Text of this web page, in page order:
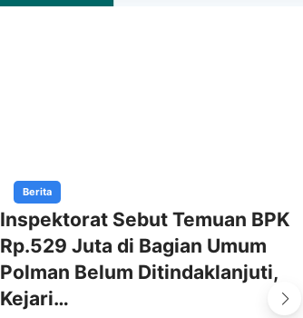
Berita
Inspektorat Sebut Temuan BPK
Rp.529 Juta di Bagian Umum
Polman Belum Ditindaklanjuti,
Kejari…